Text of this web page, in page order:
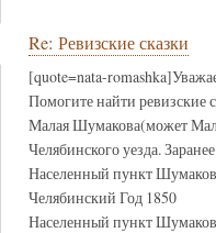
Re: Ревизские сказки
[quote=nata-
Помогите найти ревизские
Малая Шумакова(может
Челябинского уезда.
Населенный пункт
Челябинский Год 1850
Населенный пункт